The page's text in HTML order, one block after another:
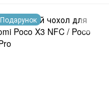
Подарунок